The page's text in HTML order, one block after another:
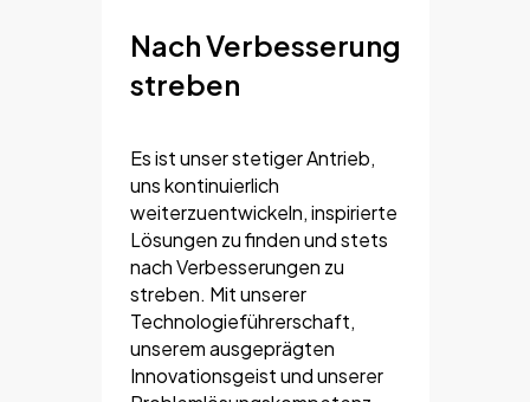
Nach Verbesserung
streben
Es ist unser stetiger Antrieb,
uns kontinuierlich
weiterzuentwickeln, inspirierte
Lösungen zu finden und stets
nach Verbesserungen zu
streben. Mit unserer
Technologieführerschaft,
unserem ausgeprägten
Innovationsgeist und unserer